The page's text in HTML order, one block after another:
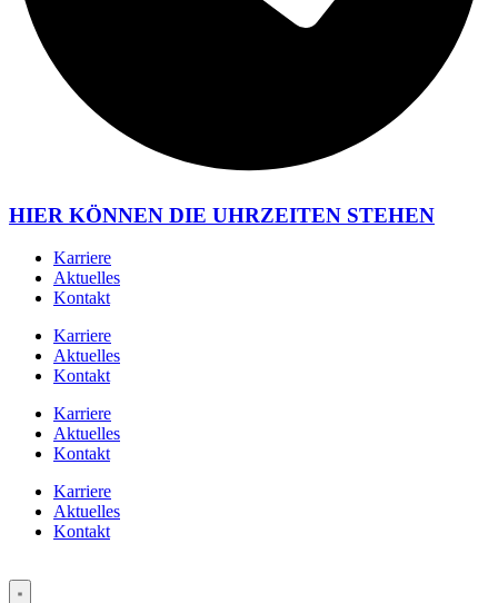
HIER KÖNNEN DIE UHRZEITEN STEHEN
Karriere
Aktuelles
Kontakt
Karriere
Aktuelles
Kontakt
Karriere
Aktuelles
Kontakt
Karriere
Aktuelles
Kontakt